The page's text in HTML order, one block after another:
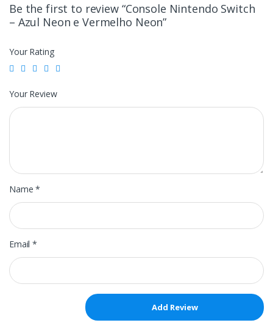
Be the first to review “Console Nintendo Switch
– Azul Neon e Vermelho Neon”
Your Rating
Your Review
Name*
Email*